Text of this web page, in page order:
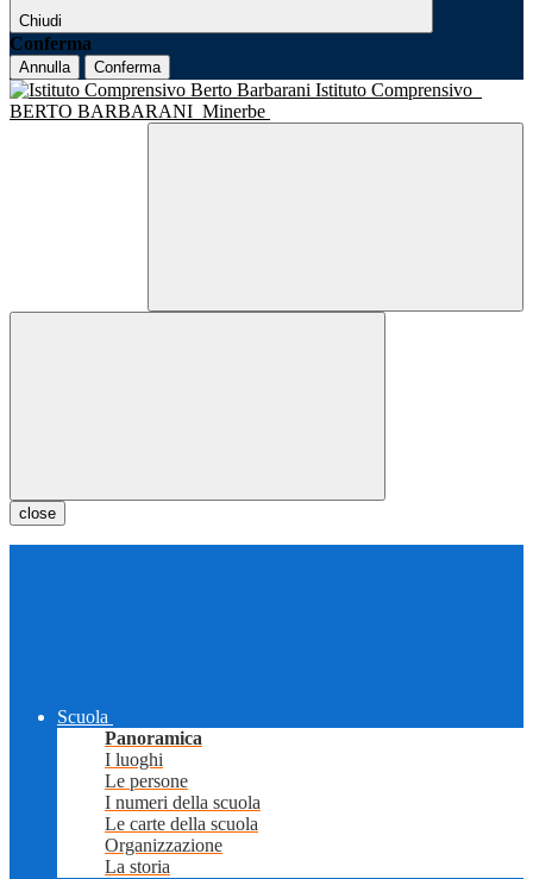
Chiudi
Conferma
Annulla Conferma
Istituto Comprensivo
BERTO BARBARANI Minerbe
close
Scuola
Panoramica
I luoghi
Le persone
I numeri della scuola
Le carte della scuola
Organizzazione
La storia